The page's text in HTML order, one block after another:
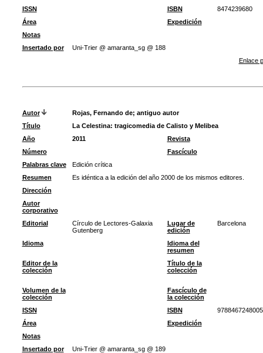
ISSN
ISBN
8474239680
Área
Expedición
Notas
Insertado por
Uni-Trier @ amaranta_sg @ 188
Enlace
Autor Rojas, Fernando de; antiguo autor
Título
La Celestina: tragicomedia de Calisto y Melibea
Año
2011
Revista
Número
Fascículo
Palabras clave
Edición crítica
Resumen
Es idéntica a la edición del año 2000 de los mismos editores.
Dirección
Autor
corporativo
Editorial
Círculo de Lectores-Galaxia
Gutenberg
Lugar de
edición
Barcelona
Idioma
Idioma del
resumen
Editor de la
colección
Título de la
colección
Volumen de la
colección
Fascículo de
la colección
ISSN
ISBN
9788467248005
Área
Expedición
Notas
Insertado por
Uni-Trier @ amaranta_sg @ 189